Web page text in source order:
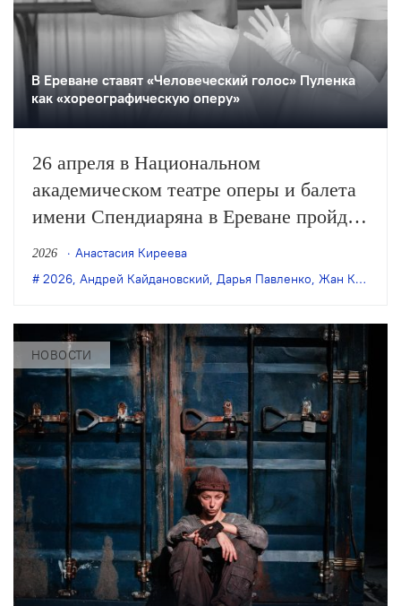
В Ереване ставят «Человеческий голос» Пуленка
как «хореографическую оперу»
26 апреля в Национальном
академическом театре оперы и балета
имени Спендиаряна в Ереване пройдёт
премьера оперы Франсиса Пуленка
«Человеческий голос» в постановке
проекте продюсерского агентства
«JokerLab» примут участие балерина
Дарья Павленко и певица Юлия
Маточкина.
2026
Анастасия Киреева
2026, Андрей Кайдановский, Дарья Павленко, Жан Кокто
НОВОСТИ